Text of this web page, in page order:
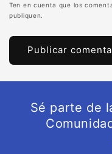
Ten en cuenta que los
publiquen.
Sé parte de